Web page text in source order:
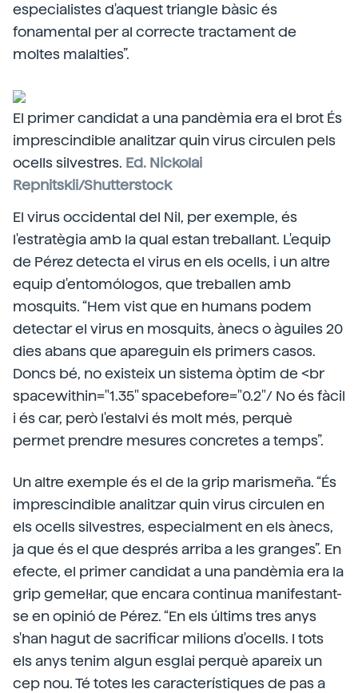
especialistes d'aquest triangle bàsic és
fonamental per al correcte tractament de
moltes malalties”.
El primer candidat a una pandèmia era el brot És
imprescindible analitzar quin virus circulen pels
ocells silvestres. Ed. Nickolai
Repnitskii/Shutterstock
El virus occidental del Nil, per exemple, és
l'estratègia amb la qual estan treballant. L'equip
de Pérez detecta el virus en els ocells, i un altre
equip d'entomólogos, que treballen amb
mosquits. “Hem vist que en humans podem
detectar el virus en mosquits, ànecs o àguiles 20
dies abans que apareguin els primers casos.
Doncs bé, no existeix un sistema òptim de <br
spacewithin="1.35" spacebefore="0.2"/ No és fàcil
i és car, però l'estalvi és molt més, perquè
permet prendre mesures concretes a temps”.
Un altre exemple és el de la grip marismeña. “És
imprescindible analitzar quin virus circulen en
els ocells silvestres, especialment en els ànecs,
ja que és el que després arriba a les granges”. En
efecte, el primer candidat a una pandèmia era la
grip gemel·lar, que encara continua manifestant-
se en opinió de Pérez. “En els últims tres anys
s'han hagut de sacrificar milions d'ocells. I tots
els anys tenim algun esglai perquè apareix un
cep nou. Té totes les característiques de pas a